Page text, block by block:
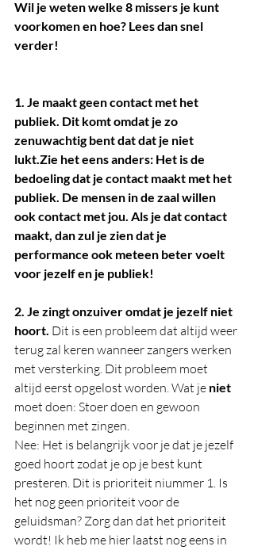
Wil je weten welke 8 missers je kunt
voorkomen en hoe? Lees dan snel
verder!
1. Je maakt geen contact met het
publiek. Dit komt omdat je zo
zenuwachtig bent dat dat je niet
lukt.Zie het eens anders: Het is de
bedoeling dat je contact maakt met het
publiek. De mensen in de zaal willen
ook contact met jou. Als je dat contact
maakt, dan zul je zien dat je
performance ook meteen beter voelt
voor jezelf en je publiek!
2. Je zingt onzuiver omdat je jezelf niet
hoort. Dit is een probleem dat altijd weer
terug zal keren wanneer zangers werken
met versterking. Dit probleem moet
altijd eerst opgelost worden. Wat je niet
moet doen: Stoer doen en gewoon
beginnen met zingen.
Nee: Het is belangrijk voor je dat je jezelf
goed hoort zodat je op je best kunt
presteren. Dit is prioriteit niummer 1. Is
het nog geen prioriteit voor de
geluidsman? Zorg dan dat het prioriteit
wordt! Ik heb me hier laatst nog eens in